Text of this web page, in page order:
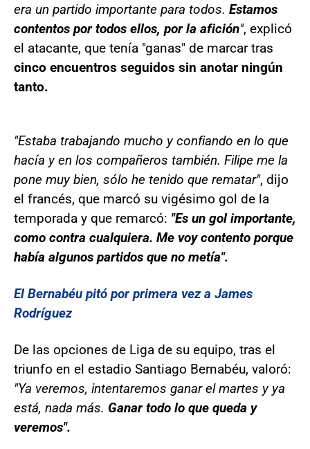
era un partido importante para todos. Estamos
contentos por todos ellos, por la afición", explicó
el atacante, que tenía "ganas" de marcar tras
cinco encuentros seguidos sin anotar ningún
tanto.
"Estaba trabajando mucho y confiando en lo que
hacía y en los compañeros también. Filipe me la
pone muy bien, sólo he tenido que rematar", dijo
el francés, que marcó su vigésimo gol de la
temporada y que remarcó: "Es un gol importante,
como contra cualquiera. Me voy contento porque
había algunos partidos que no metía".
El Bernabéu pitó por primera vez a James
Rodríguez
De las opciones de Liga de su equipo, tras el
triunfo en el estadio Santiago Bernabéu, valoró:
"Ya veremos, intentaremos ganar el martes y ya
está, nada más. Ganar todo lo que queda y
veremos".